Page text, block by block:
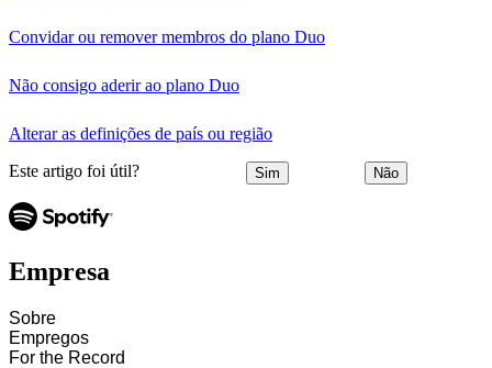
Convidar ou remover membros do plano Duo
Não consigo aderir ao plano Duo
Alterar as definições de país ou região
Este artigo foi útil? Sim Não
Empresa
Sobre
Empregos
For the Record